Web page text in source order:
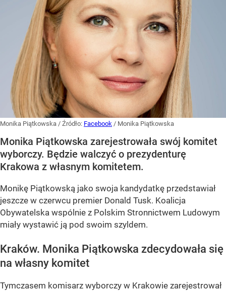
Monika Piątkowska / Źródło: Facebook / Monika Piątkowska
Monika Piątkowska zarejestrowała swój komitet
wyborczy. Będzie walczyć o prezydenturę
Krakowa z własnym komitetem.
Monikę Piątkowską jako swoja kandydatkę przedstawiał
jeszcze w czerwcu premier Donald Tusk. Koalicja
Obywatelska wspólnie z Polskim Stronnictwem Ludowym
miały wystawić ją pod swoim szyldem.
Kraków. Monika Piątkowska zdecydowała się
na własny komitet
Tymczasem komisarz wyborczy w Krakowie zarejestrował